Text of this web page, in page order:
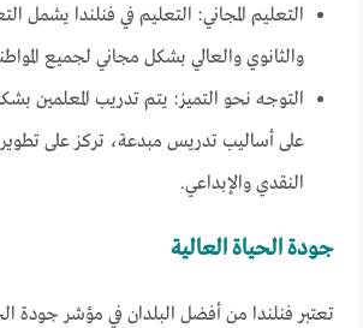
التعليم المجاني: التعليم في فنلندا يشمل
والثانوي والعالي بشكل مجاني لجميع
التوجه نحو التميز: يتم تدريب المعلمين
على أساليب تدريس مبدعة، تركز على تطوير
النقدي والإبداعي.
جودة الحياة العالية
تعتبر فنلندا من أفضل البلدان في مؤشر جودة